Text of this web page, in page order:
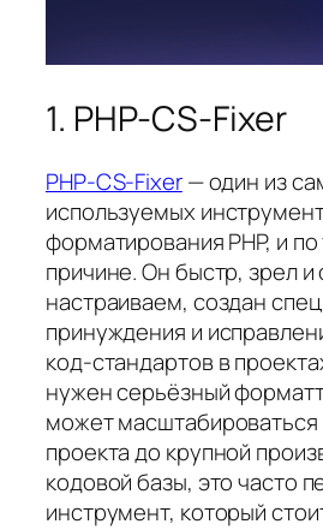
1. PHP-CS-Fixer
PHP-CS-Fixer— один из
используемых
форматирования PHP, и
причине. Он быстр, зрел и
настраиваем, создан
принуждения и
код‑стандартов в
нужен серьёзный
может масштабироваться
проекта до крупной
кодовой базы, это часто
инструмент, который